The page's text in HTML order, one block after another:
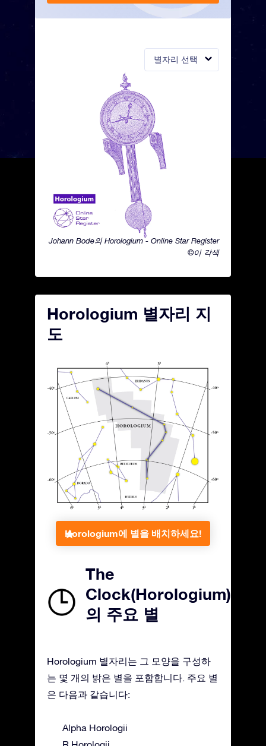
별자리 선택
Johann Bode의 Horologium - Online Star Register
©이 각색
Horologium 별자리 지
도
Horologium에 별을 배치하세요!
The
Clock(Horologium)
의 주요 별
Horologium 별자리는 그 모양을 구성하
는 몇 개의 밝은 별을 포함합니다. 주요 별
은 다음과 같습니다:
Alpha Horologii